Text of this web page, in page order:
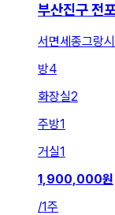
부산진구 전
서면세종그랑
방4
화장실2
주방1
거실1
1,900,000원
/1주